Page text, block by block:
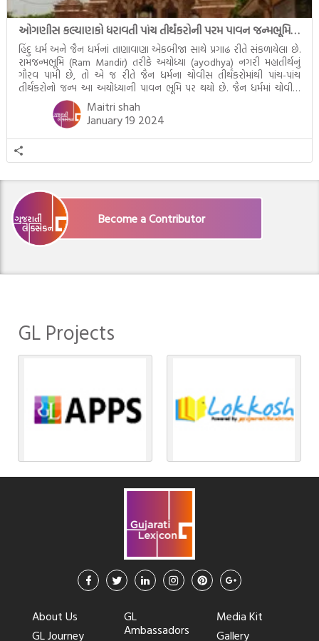
ઓગણીસ કલ્યાણકો ધરાવતી પાંચ તીર્થંકરોની પરમ પાવન જન્મભૂમિ – અયોધ્યા (Ayodhya)
હિંદુ ધર્મ અને જૈન ધર્મનાં તાણાવાણા એકબીજા સાથે પ્રગાઢ રીતે સંકળાયેલા છે.
રામજન્મભૂમિ (Ram Mandir) તરીકે અયોધ્યા (ayodhya) નગરી મહાતીર્થનું
ગૌરવ પામી છે, તો એ જ રીતે જૈન ધર્મના ચોવીસ તીર્થંકરોમાંથી પાંચ-પાંચ
તીર્થંકરોનો જન્મ આ અયોધ્યાની પાવન ભૂમિ પર થયો છે. જૈન ધર્મમાં ચોવીસ
તીર્થંકરોમાંથી પાંચ-પાંચ તીર્થંકરોનાં કલ્યાણકો અહીં આવ્યાં છે. દરેક તીર્થંકરના
જીવનની ચ્યવન(માતાના […]
Maitri shah
January 19 2024
Become a Contributor
GL Projects
About Us
GL Journey
GL
Ambassadors
Media Kit
Gallery